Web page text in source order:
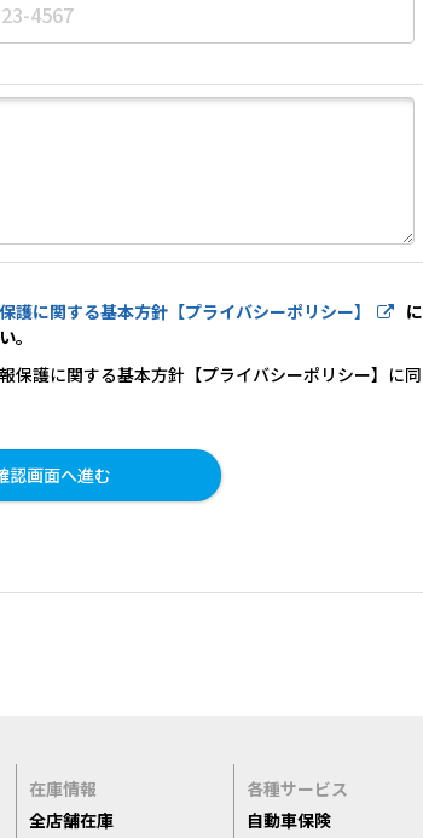
護に関する基本方針【プライバシーポリシー】
に
。
保護に関する基本方針【プライバシーポリシー】に同
在庫情報
全店舗在庫
各種サービス
自動車保険